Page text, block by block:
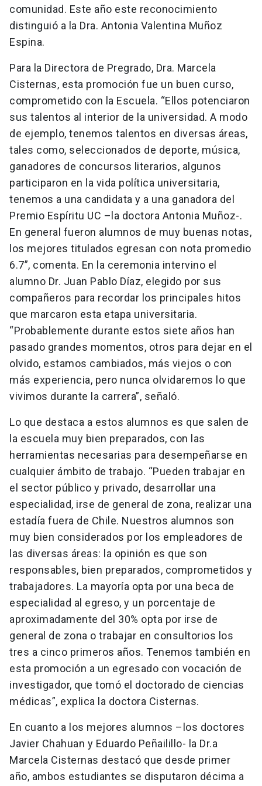
comunidad. Este año este reconocimiento
distinguió a la Dra. Antonia Valentina Muñoz
Espina.
Para la Directora de Pregrado, Dra. Marcela
Cisternas, esta promoción fue un buen curso,
comprometido con la Escuela. “Ellos potenciaron
sus talentos al interior de la universidad. A modo
de ejemplo, tenemos talentos en diversas áreas,
tales como, seleccionados de deporte, música,
ganadores de concursos literarios, algunos
participaron en la vida política universitaria,
tenemos a una candidata y a una ganadora del
Premio Espíritu UC –la doctora Antonia Muñoz-.
En general fueron alumnos de muy buenas notas,
los mejores titulados egresan con nota promedio
6.7”, comenta. En la ceremonia intervino el
alumno Dr. Juan Pablo Díaz, elegido por sus
compañeros para recordar los principales hitos
que marcaron esta etapa universitaria.
“Probablemente durante estos siete años han
pasado grandes momentos, otros para dejar en el
olvido, estamos cambiados, más viejos o con
más experiencia, pero nunca olvidaremos lo que
vivimos durante la carrera”, señaló.
Lo que destaca a estos alumnos es que salen de
la escuela muy bien preparados, con las
herramientas necesarias para desempeñarse en
cualquier ámbito de trabajo. “Pueden trabajar en
el sector público y privado, desarrollar una
especialidad, irse de general de zona, realizar una
estadía fuera de Chile. Nuestros alumnos son
muy bien considerados por los empleadores de
las diversas áreas: la opinión es que son
responsables, bien preparados, comprometidos y
trabajadores. La mayoría opta por una beca de
especialidad al egreso, y un porcentaje de
aproximadamente del 30% opta por irse de
general de zona o trabajar en consultorios los
tres a cinco primeros años. Tenemos también en
esta promoción a un egresado con vocación de
investigador, que tomó el doctorado de ciencias
médicas”, explica la doctora Cisternas.
En cuanto a los mejores alumnos –los doctores
Javier Chahuan y Eduardo Peñailillo- la Dr.a
Marcela Cisternas destacó que desde primer
año, ambos estudiantes se disputaron décima a